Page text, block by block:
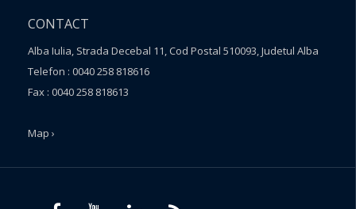
CONTACT
Alba Iulia, Strada Decebal 11, Cod Postal 510093, Judetul Alba
Telefon : 0040 258 818616
Fax : 0040 258 818613
Map ›